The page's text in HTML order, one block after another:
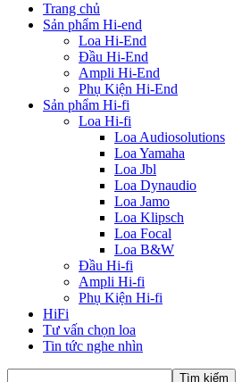
Trang chủ
Sản phẩm Hi-end
Loa Hi-End
Đầu Hi-End
Ampli Hi-End
Phụ Kiện Hi-End
Sản phẩm Hi-fi
Loa Hi-fi
Loa Audiosolutions
Loa Yamaha
Loa Jbl
Loa Dynaudio
Loa Jamo
Loa Klipsch
Loa Focal
Loa B&W
Đầu Hi-fi
Ampli Hi-fi
Phụ Kiện Hi-fi
HiFi
Tư vấn chọn loa
Tin tức nghe nhìn